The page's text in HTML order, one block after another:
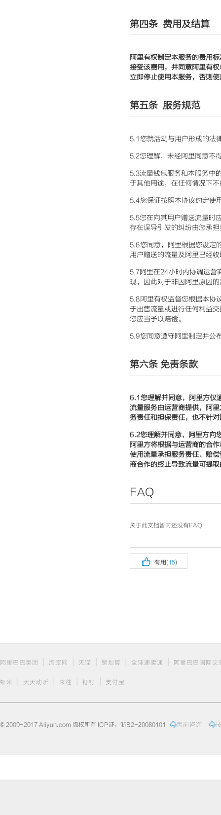
第四条 费用及结算
阿里有权制定本服务的费用
接受该费用，并同意阿里有
立即停止使用本服务，否则
第五条 服务规范
5.1您就活动与用户形成的法
5.2您理解，未经阿里同意不
5.3流量钱包服务和本服务中
于其他用途，在任何情况下
5.4您保证按照本协议约定使
5.5您在向其用户赠送流量时
存在误导引发的纠纷由您承
5.6您同意，阿里根据您设定
用户赠送的流量及阿里已经
5.7阿里在24小时内协调运营
现，因此对于非因阿里原因
5.8阿里有权监督您根据本协
于出售流量或进行任何利益
您应当予以赔偿。
5.9您同意遵守阿里制定并公
第六条 免责条款
6.1 您理解并同意，阿里方仅
流量服务由运营商提供，阿
务责任和担保责任，也不针
6.2您理解并同意，阿里方向
阿里方将根据与运营商的合
使用流量承担服务责任、赔
商合作的终止导致流量可提
FAQ
关于此文档暂时还没有FAQ
 有用(15)
阿里巴巴集团 淘宝网 天猫 聚划算 全球速卖通 阿里巴巴国际交
虾米 天天动听 来往 钉钉 支付宝
© 2009-2017 Aliyun.com 版权所有 ICP证：浙B2-20080101 售前咨询